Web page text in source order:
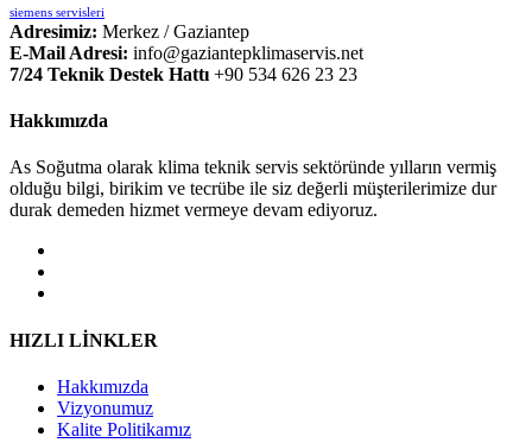
siemens servisleri
Adresimiz: Merkez / Gaziantep
E-Mail Adresi: info@gaziantepklimaservis.net
7/24 Teknik Destek Hattı +90 534 626 23 23
Hakkımızda
As Soğutma olarak klima teknik servis sektöründe yılların vermiş
olduğu bilgi, birikim ve tecrübe ile siz değerli müşterilerimize dur
durak demeden hizmet vermeye devam ediyoruz.
HIZLI LİNKLER
Hakkımızda
Vizyonumuz
Kalite Politikamız